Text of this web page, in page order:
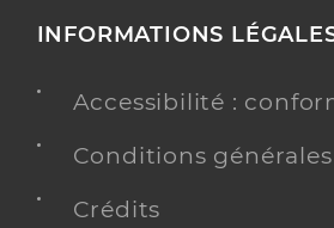
INFORMATIONS
Accessibilité :
Conditions
Crédits